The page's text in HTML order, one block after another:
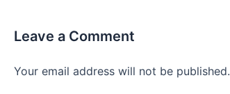
Leave a Comment
Your email address will not be published.